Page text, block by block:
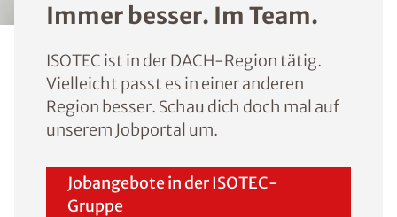
Immer besser. Im Team.
ISOTEC ist in der DACH-Region tätig.
Vielleicht passt es in einer anderen
Region besser. Schau dich doch mal auf
unserem Jobportal um.
Jobangebote in der ISOTEC-
Gruppe